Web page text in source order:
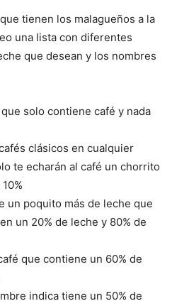
tienen los malagueños a la
una lista con diferentes
que desean y los nombres
solo contiene café y nada
clásicos en cualquier
te echarán al café un chorrito
un poquito más de leche que
un 20% de leche y 80% de
que contiene un 60% de
indica tiene un 50% de